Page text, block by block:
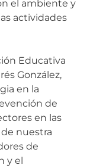
el ambiente y
actividades
Educativa
González,
en la
de
en las
nuestra
de
y el